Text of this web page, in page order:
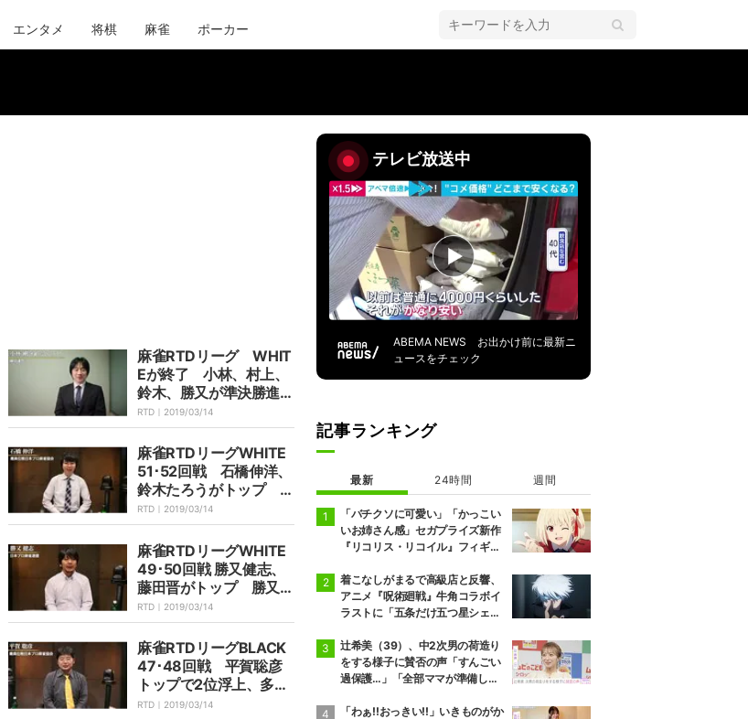
エンタメ 将棋 麻雀 ポーカー
麻雀RTDリーグ WHIT
Eが終了 小林、村上、
鈴木、勝又が準決勝進出
決定
RTD｜ 2019/03/14
麻雀RTDリーグWHITE
51･52回戦 石橋伸洋、
鈴木たろうがトップ 予
選最終戦の組み合わせが
決定
RTD｜ 2019/03/14
麻雀RTDリーグWHITE
49･50回戦 勝又健志、
藤田晋がトップ 勝又5
位 藤田3位へ浮上
RTD｜ 2019/03/14
麻雀RTDリーグBLACK
47･48回戦 平賀聡彦
トップで2位浮上、多井
隆晴は連勝で4位に肉薄
RTD｜ 2019/03/14
テレビ放送中
ABEMA NEWS お出かけ前に最新ニ
ュースをチェック
記事ランキング
最新 24時間 週間
「バチクソに可愛い」「かっこい
いお姉さん感」セガプライズ新作
『リコリス・リコイル』フィギュ
着こなしがまるで高級店と反響、
アニメ『呪術廻戦』牛角コラボイ
ラストに「五条だけ五つ星シェ
辻希美（39）、中2次男の荷造り
をする様子に賛否の声「すんごい
過保護…」「全部ママが準備して
「わぁ!!おっきい!!」いきものがか